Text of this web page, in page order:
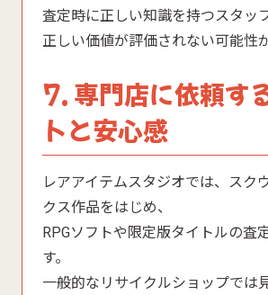
査定時に正しい知識を持つスタッ
正しい価値が評価されない可能性
7. 専門店に依頼す
トと安心感
レアアイテムスタジオでは、スク
クス作品をはじめ、
RPGソフトや限定版タイトルの査
す。
一般的なリサイクルショップでは